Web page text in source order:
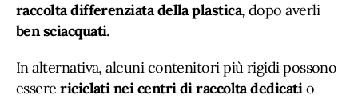
raccolta differenziata della plastica, dopo averli
ben sciacquati.
In alternativa, alcuni contenitori più rigidi possono
esserericiclati nei centri di raccolta dedicatio